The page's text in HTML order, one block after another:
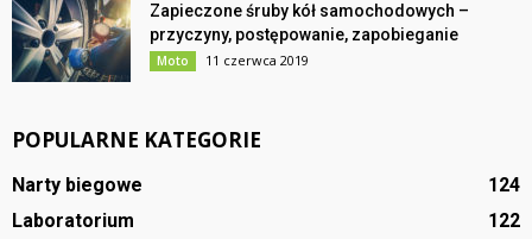
Zapieczone śruby kół samochodowych –
przyczyny, postępowanie, zapobieganie
Moto 11 czerwca 2019
POPULARNE KATEGORIE
Narty biegowe
124
Laboratorium
122